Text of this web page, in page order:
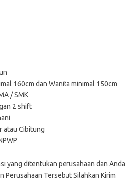
160cm dan Wanita minimal 150cm
/ SMK
2 shift
atau Cibitung
yang ditentukan perusahaan dan Anda
Perusahaan Tersebut Silahkan Kirim